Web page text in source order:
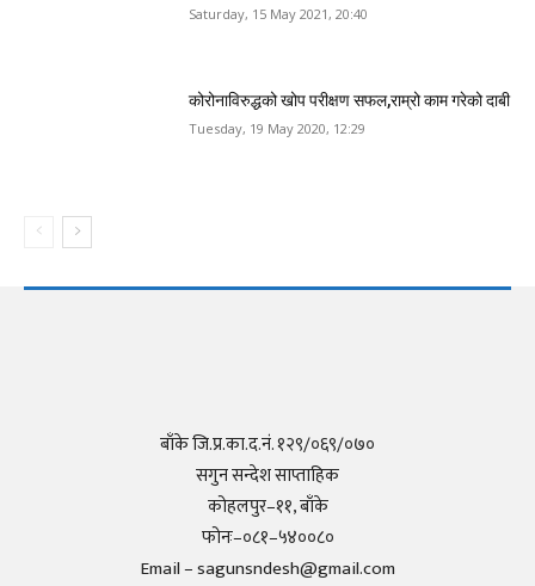
Saturday, 15 May 2021, 20:40
कोरोनाविरुद्धको खोप परीक्षण सफल,राम्रो काम गरेको दाबी
Tuesday, 19 May 2020, 12:29
बाँके जि.प्र.का.द.नं. १२९/०६९/०७०
सगुन सन्देश साप्ताहिक
कोहलपुर–११, बाँके
फोनः–०८१–५४००८०
Email – sagunsndesh@gmail.com